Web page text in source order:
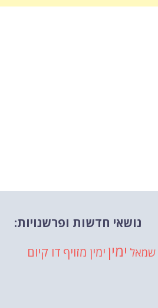
נושאי חדשות ופרשנויות:
שמאל ימין ימין מזויף דו קיום